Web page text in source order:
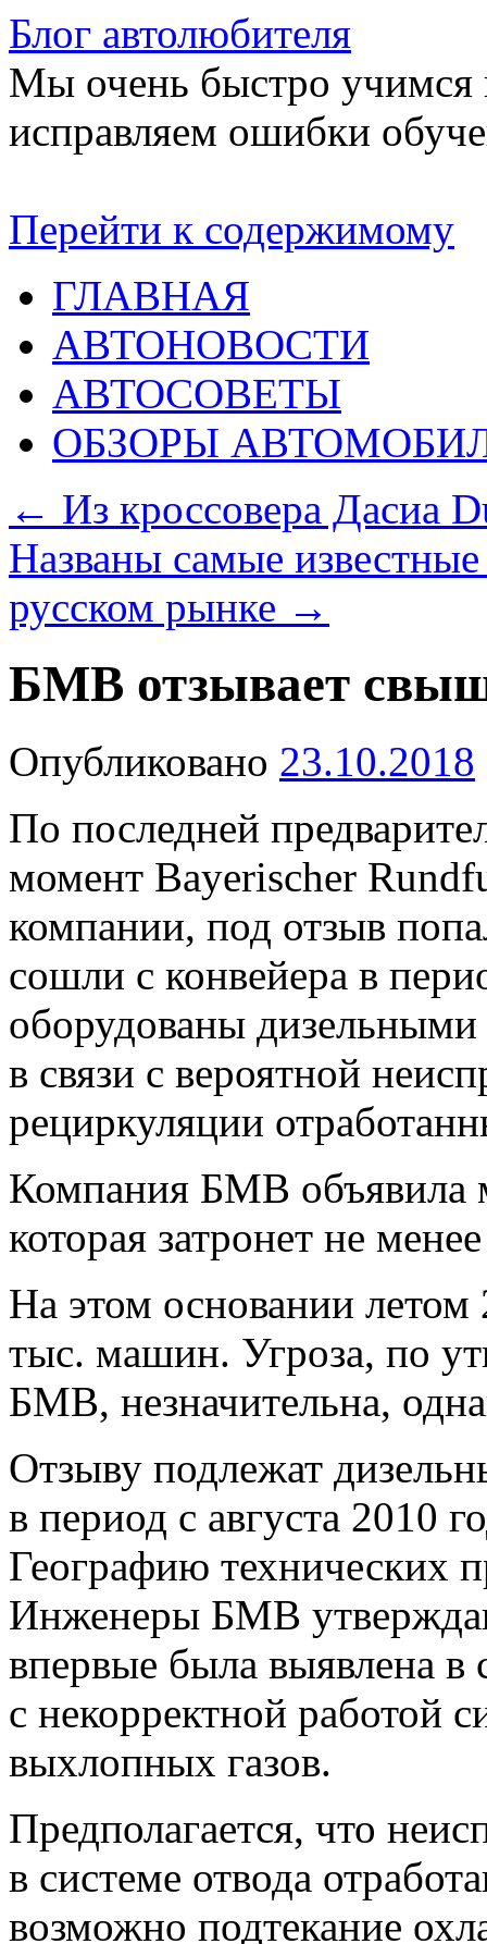
Блог автолюбителя
Мы очень быстро учимся
исправляем ошибки
Перейти к содержимому
ГЛАВНАЯ
АВТОНОВОСТИ
АВТОСОВЕТЫ
ОБЗОРЫ
← Из кроссовера Дасиа
Названы самые
русском рынке →
БМВ отзывает
Опубликовано 23.10.2018
По последней
момент Bayerischer
компании, под отзыв
сошли с конвейера в
оборудованы
в связи с вероятной
рециркуляции
Компания БМВ объявила
которая затронет не
На этом основании
тыс. машин. Угроза, по
БМВ, незначительна,
Отзыву подлежат
в период с августа 2010
Географию технических
Инженеры БМВ
впервые была выявлена в
с некорректной работой
выхлопных газов.
Предполагается, что
в системе отвода
возможно подтекание